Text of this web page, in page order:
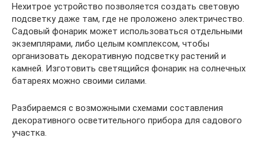
Нехитрое устройство позволяется создать световую
подсветку даже там, где не проложено электричество.
Садовый фонарик может использоваться отдельными
экземплярами, либо целым комплексом, чтобы
организовать декоративную подсветку растений и
камней. Изготовить светящийся фонарик на солнечных
батареях можно своими силами.
Разбираемся с возможными схемами составления
декоративного осветительного прибора для садового
участка.